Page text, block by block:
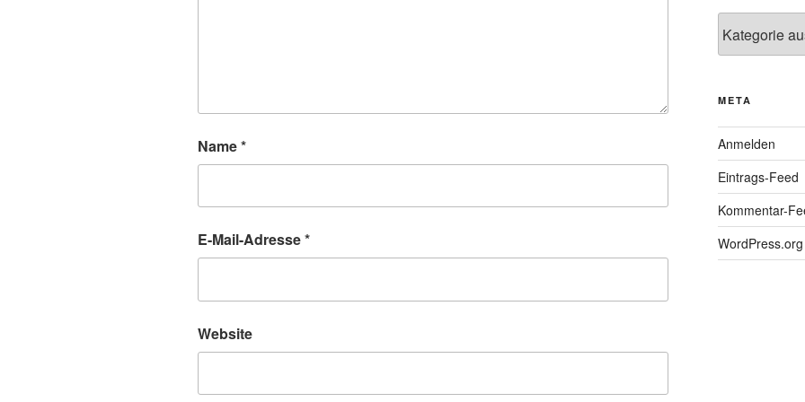
Name*
E-Mail-Adresse*
Website
META
Anmelden
Eintrags-Feed
Kommentar-
WordPress.org